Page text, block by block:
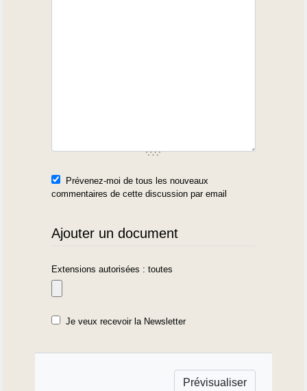
Prévenez-moi de tous les nouveaux
commentaires de cette discussion par email
Ajouter un document
Extensions autorisées : toutes
Je veux recevoir la Newsletter